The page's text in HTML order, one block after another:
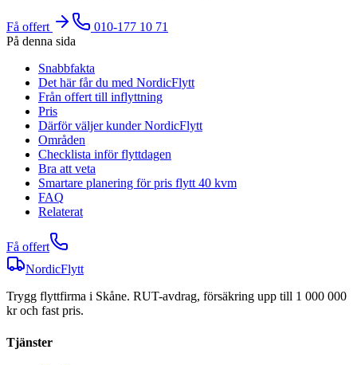
Få offert
010-177 10 71
På denna sida
Snabbfakta
Det här får du med NordicFlytt
Från offert till inflyttning
Pris
Därför väljer kunder NordicFlytt
Områden
Checklista inför flyttdagen
Bra att veta
Smartare planering för pris flytt 40 kvm
FAQ
Relaterat
Få offert
NordicFlytt
Trygg flyttfirma i Skåne. RUT-avdrag, försäkring upp till 1 000 000
kr och fast pris.
Tjänster